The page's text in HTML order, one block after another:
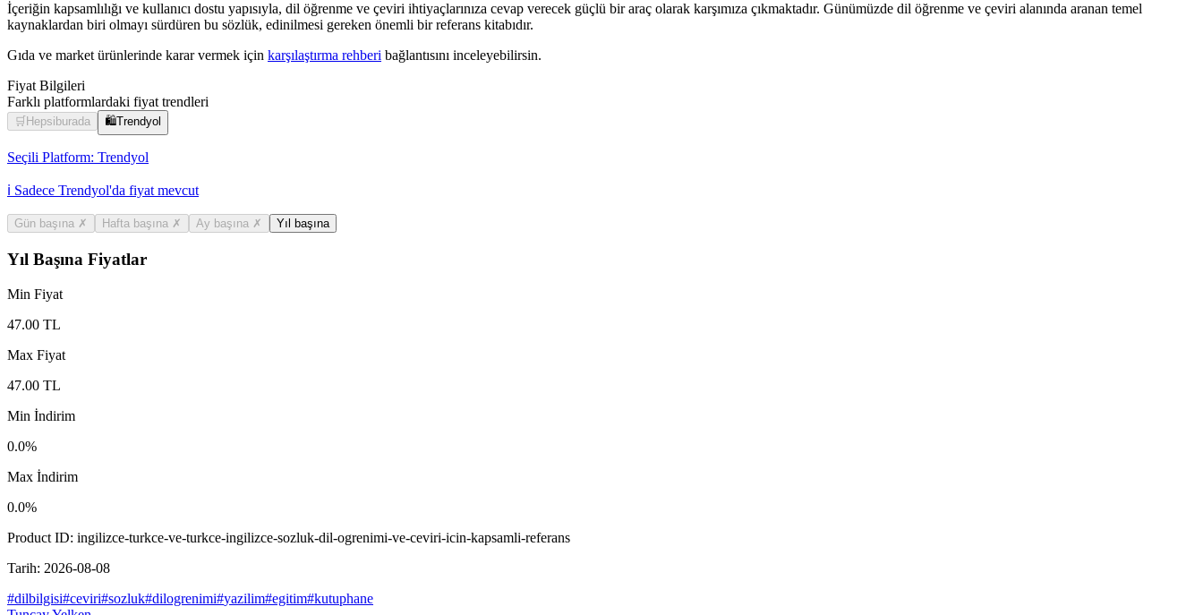
İçeriğin kapsamlılığı ve kullanıcı dostu yapısıyla, dil öğrenme ve çeviri ihtiyaçlarınıza cevap verecek güçlü bir araç olarak karşımıza çıkmaktadır. Günümüzde dil öğrenme ve çeviri alanında aranan temel
kaynaklardan biri olmayı sürdüren bu sözlük, edinilmesi gereken önemli bir referans kitabıdır.
Gıda ve market ürünlerinde karar vermek için karşılaştırma rehberi bağlantısını inceleyebilirsin.
Fiyat Bilgileri
Farklı platformlardaki fiyat trendleri
🛒 Hepsiburada 🛍️Trendyol
Seçili Platform: Trendyol
ℹ️ Sadece Trendyol'da fiyat mevcut
Gün başına ✗ Hafta başına ✗ Ay başına ✗ Yıl başına
Yıl Başına Fiyatlar
Min Fiyat
47.00 TL
Max Fiyat
47.00 TL
Min İndirim
0.0%
Max İndirim
0.0%
Product ID: ingilizce-turkce-ve-turkce-ingilizce-sozluk-dil-ogrenimi-ve-ceviri-icin-kapsamli-referans
Tarih: 2026-08-08
#dilbilgisi#ceviri#sozluk#dilogrenimi#yazilim#egitim#kutuphane